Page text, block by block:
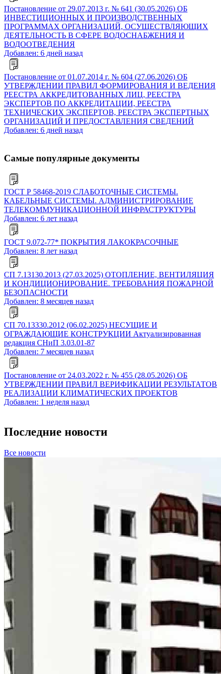
Постановление от 29.07.2013 г. № 641 (30.05.2026) ОБ
ИНВЕСТИЦИОННЫХ И ПРОИЗВОДСТВЕННЫХ
ПРОГРАММАХ ОРГАНИЗАЦИЙ, ОСУЩЕСТВЛЯЮЩИХ
ДЕЯТЕЛЬНОСТЬ В СФЕРЕ ВОДОСНАБЖЕНИЯ И
ВОДООТВЕДЕНИЯ
Добавлен: 6 дней назад
Постановление от 01.07.2014 г. № 604 (27.06.2026) ОБ
УТВЕРЖДЕНИИ ПРАВИЛ ФОРМИРОВАНИЯ И ВЕДЕНИЯ
РЕЕСТРА АККРЕДИТОВАННЫХ ЛИЦ, РЕЕСТРА
ЭКСПЕРТОВ ПО АККРЕДИТАЦИИ, РЕЕСТРА
ТЕХНИЧЕСКИХ ЭКСПЕРТОВ, РЕЕСТРА ЭКСПЕРТНЫХ
ОРГАНИЗАЦИЙ И ПРЕДОСТАВЛЕНИЯ СВЕДЕНИЙ
Добавлен: 6 дней назад
Самые популярные документы
ГОСТ Р 58468-2019 СЛАБОТОЧНЫЕ СИСТЕМЫ.
КАБЕЛЬНЫЕ СИСТЕМЫ. АДМИНИСТРИРОВАНИЕ
ТЕЛЕКОММУНИКАЦИОННОЙ ИНФРАСТРУКТУРЫ
Добавлен: 6 лет назад
ГОСТ 9.072-77* ПОКРЫТИЯ ЛАКОКРАСОЧНЫЕ
Добавлен: 8 лет назад
СП 7.13130.2013 (27.03.2025) ОТОПЛЕНИЕ, ВЕНТИЛЯЦИЯ
И КОНДИЦИОНИРОВАНИЕ. ТРЕБОВАНИЯ ПОЖАРНОЙ
БЕЗОПАСНОСТИ
Добавлен: 8 месяцев назад
СП 70.13330.2012 (06.02.2025) НЕСУЩИЕ И
ОГРАЖДАЮЩИЕ КОНСТРУКЦИИ Актуализированная
редакция СНиП 3.03.01-87
Добавлен: 7 месяцев назад
Постановление от 24.03.2022 г. № 455 (28.05.2026) ОБ
УТВЕРЖДЕНИИ ПРАВИЛ ВЕРИФИКАЦИИ РЕЗУЛЬТАТОВ
РЕАЛИЗАЦИИ КЛИМАТИЧЕСКИХ ПРОЕКТОВ
Добавлен: 1 неделя назад
Последние новости
Все новости